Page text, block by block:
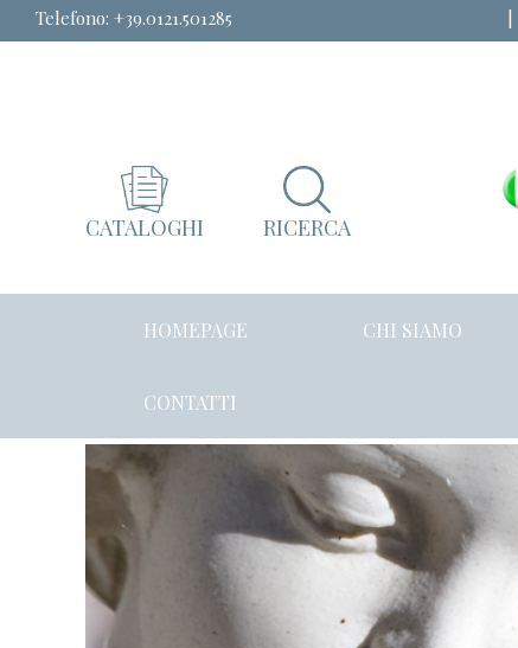
Telefono: +39.0121.501285
CATALOGHI RICERCA
HOMEPAGE CHI SIAMO
CONTATTI